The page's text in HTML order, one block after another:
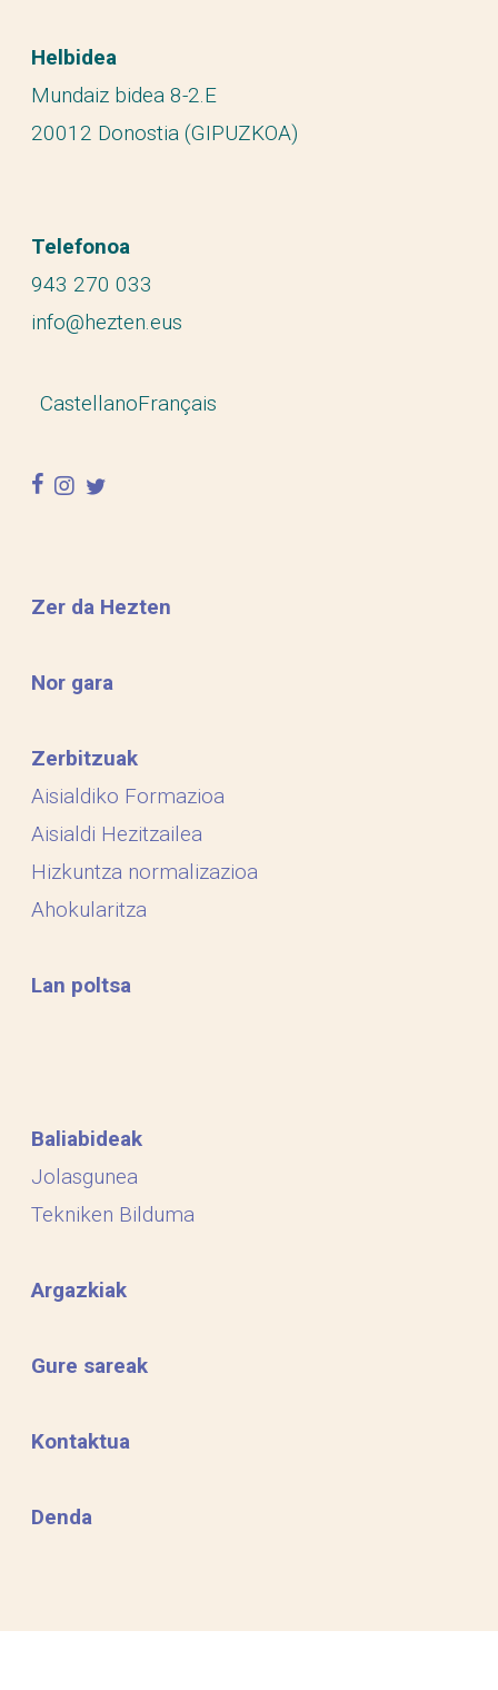
Helbidea
Mundaiz bidea 8-2.E
20012 Donostia (GIPUZKOA)
Telefonoa
943 270 033
info@hezten.eus
CastellanoFrançais
facebook
instagram
twitter
Zer da Hezten
Nor gara
Zerbitzuak
Aisialdiko Formazioa
Aisialdi Hezitzailea
Hizkuntza normalizazioa
Ahokularitza
Lan poltsa
Baliabideak
Jolasgunea
Tekniken Bilduma
Argazkiak
Gure sareak
Kontaktua
Denda